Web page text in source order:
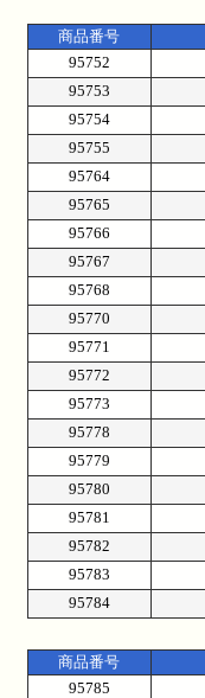
商品番号
95752
95753
95754
95755
95764
95765
95766
95767
95768
95770
95771
95772
95773
95778
95779
95780
95781
95782
95783
95784
商品番号
95785